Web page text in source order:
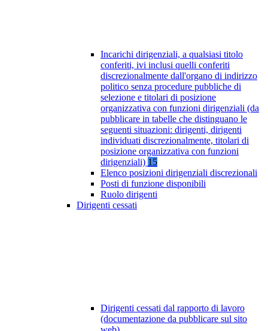
Incarichi dirigenziali, a qualsiasi titolo
conferiti, ivi inclusi quelli conferiti
discrezionalmente dall'organo di indirizzo
politico senza procedure pubbliche di
selezione e titolari di posizione
organizzativa con funzioni dirigenziali (da
pubblicare in tabelle che distinguano le
seguenti situazioni: dirigenti, dirigenti
individuati discrezionalmente, titolari di
posizione organizzativa con funzioni
dirigenziali) 15
Elenco posizioni dirigenziali discrezionali
Posti di funzione disponibili
Ruolo dirigenti
Dirigenti cessati
Dirigenti cessati dal rapporto di lavoro
(documentazione da pubblicare sul sito